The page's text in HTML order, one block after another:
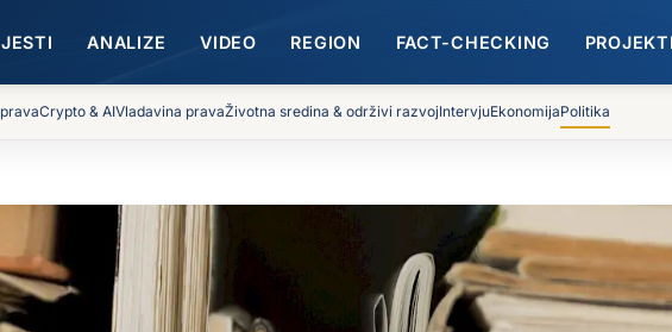
ANALIZE VIDEO REGION FACT-CHECKING PROJEKTI
Crypto & AIVladavina pravaŽivotna sredina & održivi razvojIntervjuEkonomijaPolitika